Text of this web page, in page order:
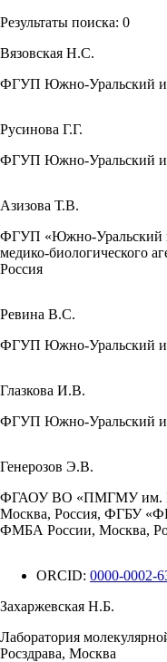
Результаты поиска: 0
Вязовская Н.С.
ФГУП Южно-Уральский
Русинова Г.Г.
ФГУП Южно-Уральский
Азизова Т.В.
ФГУП «Южно-Уральский
медико-биологического
Россия
Ревина В.С.
ФГУП Южно-Уральский
Глазкова И.В.
ФГУП Южно-Уральский
Генерозов Э.В.
ФГАОУ ВО «ПМГМУ им.
Москва, Россия, ФГБУ
ФМБА России, Москва,
ORCID: 0000-0002-
Захаржевская Н.Б.
Лаборатория
Росздрава, Москва